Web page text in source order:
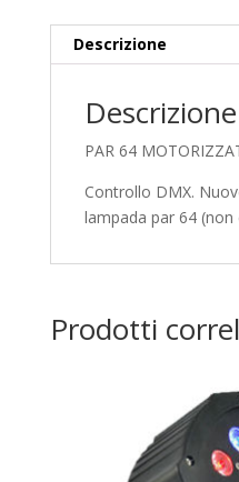
Descrizione
Descrizione
PAR 64
Controllo DMX.
lampada par 64 (non
Prodotti